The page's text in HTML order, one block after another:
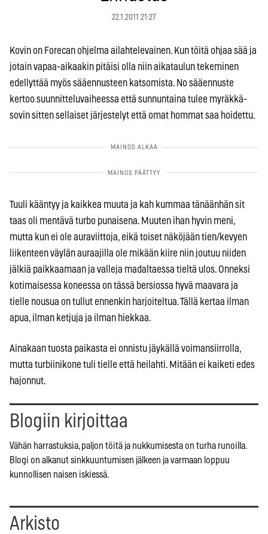
22.1.2011 21:27
Kovin on Forecan ohjelma ailahtelevainen. Kun töitä ohjaa sää ja
jotain vapaa-aikaakin pitäisi olla niin aikataulun tekeminen
edellyttää myös sääennusteen katsomista. No sääennuste
kertoo suunnitteluvaiheessa että sunnuntaina tulee myräkkä-
sovin sitten sellaiset järjestelyt että omat hommat saa hoidettu.
Tuuli kääntyy ja kaikkea muuta ja kah kummaa tänäänhän sit
taas oli mentävä turbo punaisena. Muuten ihan hyvin meni,
mutta kun ei ole auraviittoja, eikä toiset näköjään tien/kevyen
liikenteen väylän auraajilla ole mikään kiire niin joutuu niiden
jälkiä paikkaamaan ja valleja madaltaessa tieltä ulos. Onneksi
kotimaisessa koneessa on tässä bersiossa hyvä maavara ja
tielle nousua on tullut ennenkin harjoiteltua. Tällä kertaa ilman
apua, ilman ketjuja ja ilman hiekkaa.
Ainakaan tuosta paikasta ei onnistu jäykällä voimansiirrolla,
mutta turbiinikone tuli tielle että heilahti. Mitään ei kaiketi edes
hajonnut.
Blogiin kirjoittaa
Vähän harrastuksia, paljon töitä ja nukkumisesta on turha runoilla.
Blogi on alkanut sinkkuuntumisen jälkeen ja varmaan loppuu
kunnollisen naisen iskiessä.
Arkisto